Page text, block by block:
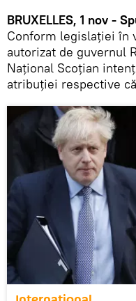
BRUXELLES, 1 nov -
Conform legislaţiei în
autorizat de guvernul
Național Scoțian
atribuţiei respective